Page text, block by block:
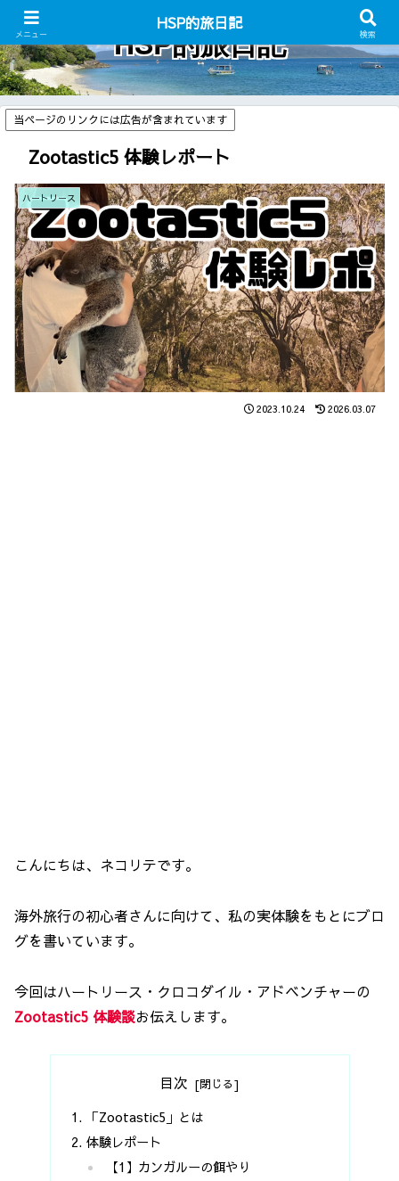
HSP的旅日記
当ページのリンクには広告が含まれています
Zootastic5 体験レポート
ハートリース
2023.10.24 2026.03.07
こんにちは、ネコリテです。
海外旅行の初心者さんに向けて、私の実体験をもとにブロ
グを書いています。
今回はハートリース・クロコダイル・アドベンチャーの
Zootastic5 体験談お伝えします。
目次
「Zootastic5」とは
体験レポート
【1】カンガルーの餌やり
メニュー
HSP的旅日記
検索